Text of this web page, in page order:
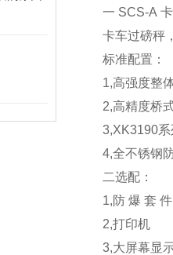
一 SCS-A
卡车过磅秤
标准配置：
1,高强度整
2,高精度桥
3,XK3190
4,全不锈钢
二选配：
1,防 爆 套 件
2,打印机
3,大屏幕显